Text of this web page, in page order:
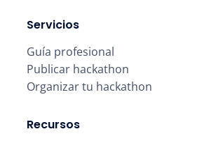
Servicios
Guía profesional
Publicar hackathon
Organizar tu hackathon
Recursos